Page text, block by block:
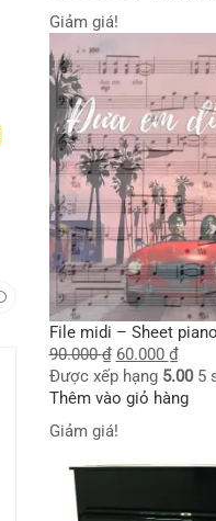
Giảm giá!
File midi – Sheet
90.000₫ 60.000 ₫
Được xếp hạng 5.005
Thêm vào giỏ hàng
Giảm giá!